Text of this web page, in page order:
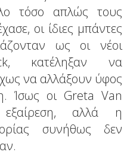
τόσο απλώς τους
οι ίδιες μπάντες
ως οι νέοι
κατέληξαν να
να αλλάξουν ύφος
Ίσως οι Greta Van
αλλά η
συνήθως δεν